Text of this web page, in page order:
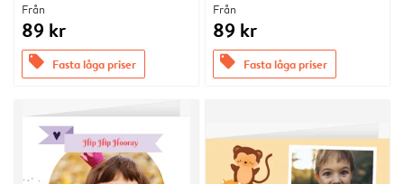
Från
89 kr
offers Fasta låga priser
Från
89 kr
offers Fasta låga priser